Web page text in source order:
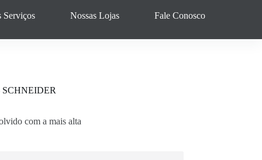
Serviços Nossas Lojas Fale Conosco
SCHNEIDER
com a mais alta